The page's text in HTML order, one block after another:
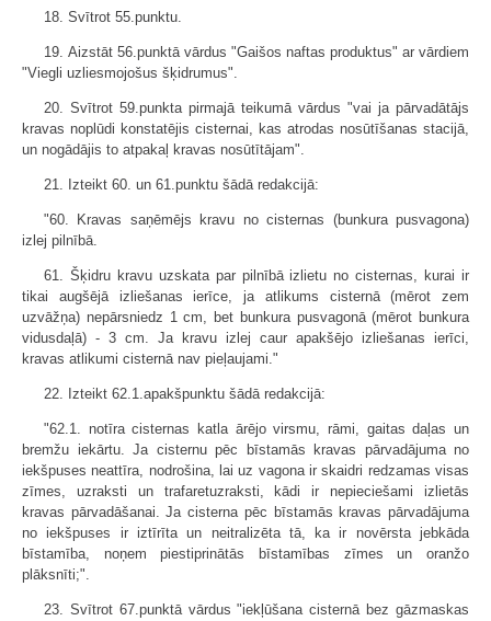
18. Svītrot 55.punktu.
19. Aizstāt 56.punktā vārdus "Gaišos naftas produktus" ar vārdiem
"Viegli uzliesmojošus šķidrumus".
20. Svītrot 59.punkta pirmajā teikumā vārdus "vai ja pārvadātājs
kravas noplūdi konstatējis cisternai, kas atrodas nosūtīšanas stacijā,
un nogādājis to atpakaļ kravas nosūtītājam".
21. Izteikt 60. un 61.punktu šādā redakcijā:
"60. Kravas saņēmējs kravu no cisternas (bunkura pusvagona)
izlej pilnībā.
61. Šķidru kravu uzskata par pilnībā izlietu no cisternas, kurai ir
tikai augšējā izliešanas ierīce, ja atlikums cisternā (mērot zem
uzvāžņa) nepārsniedz 1 cm, bet bunkura pusvagonā (mērot bunkura
vidusdaļā) - 3 cm. Ja kravu izlej caur apakšējo izliešanas ierīci,
kravas atlikumi cisternā nav pieļaujami."
22. Izteikt 62.1.apakšpunktu šādā redakcijā:
"62.1. notīra cisternas katla ārējo virsmu, rāmi, gaitas daļas un
bremžu iekārtu. Ja cisternu pēc bīstamās kravas pārvadājuma no
iekšpuses neattīra, nodrošina, lai uz vagona ir skaidri redzamas visas
zīmes, uzraksti un trafaretuzraksti, kādi ir nepieciešami izlietās
kravas pārvadāšanai. Ja cisterna pēc bīstamās kravas pārvadājuma
no iekšpuses ir iztīrīta un neitralizēta tā, ka ir novērsta jebkāda
bīstamība, noņem piestiprinātās bīstamības zīmes un oranžo
plāksnīti;".
23. Svītrot 67.punktā vārdus "iekļūšana cisternā bez gāzmaskas